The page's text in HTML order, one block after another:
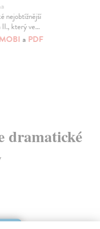
nejobtížnější
II., který ve...
a PDF
dramatické